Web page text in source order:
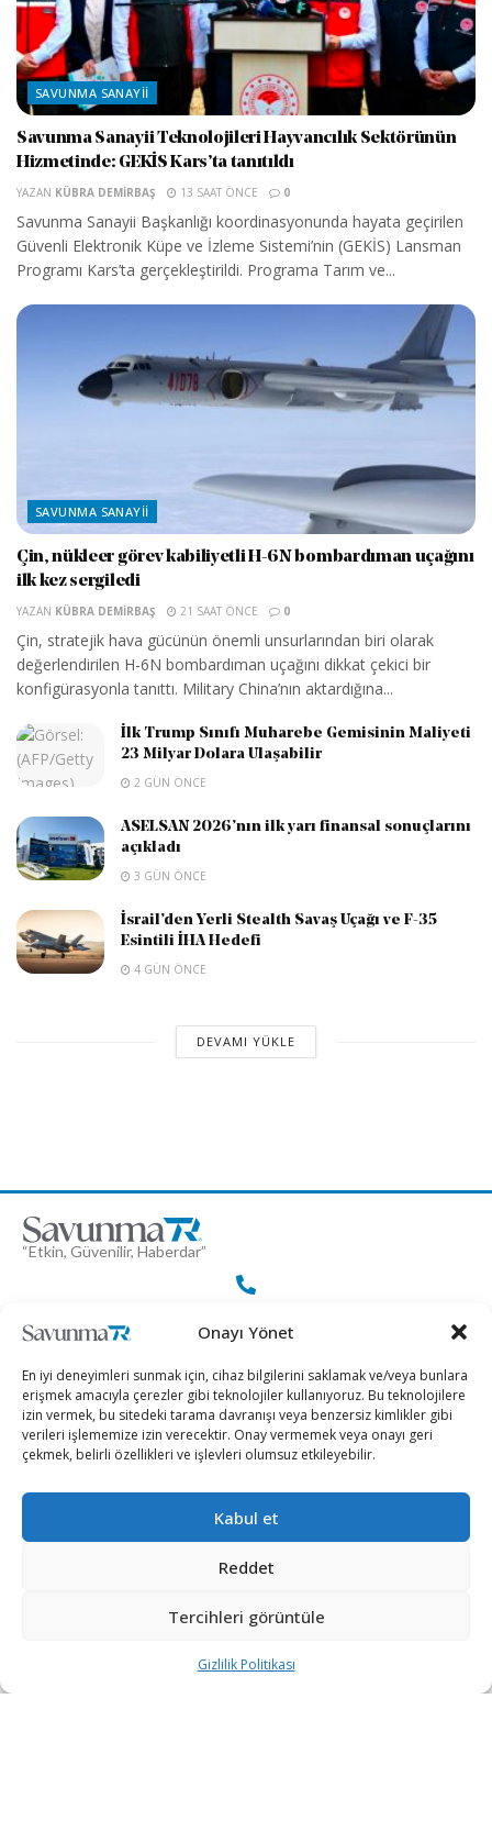
Onayı Yönet
En iyi deneyimleri sunmak için, cihaz bilgilerini saklamak ve/veya bunlara
erişmek amacıyla çerezler gibi teknolojiler kullanıyoruz. Bu teknolojilere
izin vermek, bu sitedeki tarama davranışı veya benzersiz kimlikler gibi
verileri işlememize izin verecektir. Onay vermemek veya onayı geri
çekmek, belirli özellikleri ve işlevleri olumsuz etkileyebilir.
Kabul et
Reddet
Tercihleri görüntüle
Gizlilik Politikası
SAVUNMA SANAYII
Savunma Sanayii Teknolojileri Hayvancılık Sektörünün
Hizmetinde: GEKİS Kars’ta tanıtıldı
YAZAN KÜBRA DEMIRBAŞ 13 SAAT ÖNCE 0
Savunma Sanayii Başkanlığı koordinasyonunda hayata geçirilen
Güvenli Elektronik Küpe ve İzleme Sistemi’nin (GEKİS) Lansman
Programı Kars’ta gerçekleştirildi. Programa Tarım ve...
SAVUNMA SANAYII
Çin, nükleer görev kabiliyetli H-6N bombardıman uçağını
ilk kez sergiledi
YAZAN KÜBRA DEMIRBAŞ 21 SAAT ÖNCE 0
Çin, stratejik hava gücünün önemli unsurlarından biri olarak
değerlendirilen H-6N bombardıman uçağını dikkat çekici bir
konfigürasyonla tanıttı. Military China’nın aktardığına...
İlk Trump Sınıfı Muharebe Gemisinin Maliyeti
23 Milyar Dolara Ulaşabilir
2 GÜN ÖNCE
ASELSAN 2026’nın ilk yarı finansal sonuçlarını
açıkladı
3 GÜN ÖNCE
İsrail’den Yerli Stealth Savaş Uçağı ve F-35
Esintili İHA Hedefi
4 GÜN ÖNCE
DEVAMI YÜKLE
“Etkin, Güvenilir, Haberdar”
+90 530 308 17 96
iletisim@savunmatr.com
2026 © Savunma TR. Tüm Hakları Saklıdır.
Siber Güvenlik
Teknoloji
Politika